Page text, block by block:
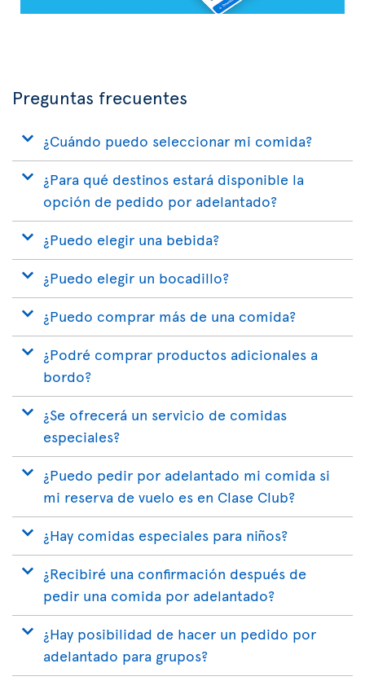
Preguntas frecuentes
¿Cuándo puedo seleccionar mi comida?
¿Para qué destinos estará disponible la
opción de pedido por adelantado?
¿Puedo elegir una bebida?
¿Puedo elegir un bocadillo?
¿Puedo comprar más de una comida?
¿Podré comprar productos adicionales a
bordo?
¿Se ofrecerá un servicio de comidas
especiales?
¿Puedo pedir por adelantado mi comida si
mi reserva de vuelo es en Clase Club?
¿Hay comidas especiales para niños?
¿Recibiré una confirmación después de
pedir una comida por adelantado?
¿Hay posibilidad de hacer un pedido por
adelantado para grupos?